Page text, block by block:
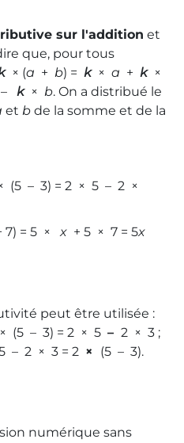
sur l'addition et
que, pour tous
× (a + b) = k × a + k ×
k × b. On a distribué le
et b de la somme et de la
(5 – 3) = 2 × 5 – 2 ×
7) = 5 ×x + 5 × 7 = 5x
peut être utilisée :
(5 – 3) = 2 × 5 – 2 × 3 ;
– 2 × 3 = 2 × (5 – 3).
numérique sans